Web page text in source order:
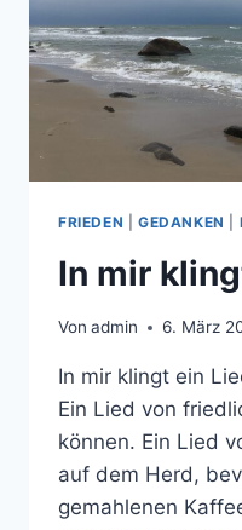
FRIEDEN GEDANKEN
In mir
Von admin 6. März
In mir klingt ein
Ein Lied von
können. Ein Lied
auf dem Herd,
gemahlenen